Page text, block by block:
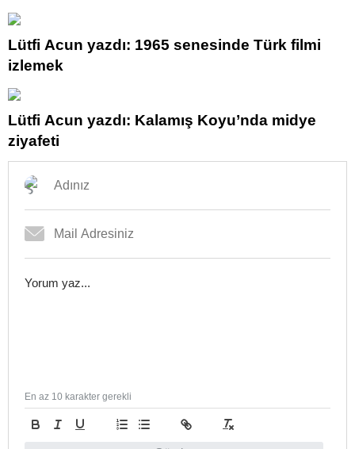
Lütfi Acun yazdı: 1965 senesinde Türk filmi
izlemek
Lütfi Acun yazdı: Kalamış Koyu’nda midye
ziyafeti
En az 10 karakter gerekli